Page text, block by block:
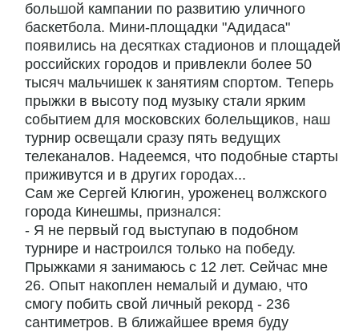
большой кампании по развитию уличного
баскетбола. Мини-площадки "Адидаса"
появились на десятках стадионов и площадей
российских городов и привлекли более 50
тысяч мальчишек к занятиям спортом. Теперь
прыжки в высоту под музыку стали ярким
событием для московских болельщиков, наш
турнир освещали сразу пять ведущих
телеканалов. Надеемся, что подобные старты
приживутся и в других городах...
Сам же Сергей Клюгин, уроженец волжского
города Кинешмы, признался:
- Я не первый год выступаю в подобном
турнире и настроился только на победу.
Прыжками я занимаюсь с 12 лет. Сейчас мне
26. Опыт накоплен немалый и думаю, что
смогу побить свой личный рекорд - 236
сантиметров. В ближайшее время буду